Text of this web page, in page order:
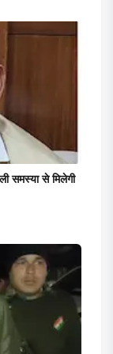
समस्या से मिलेगी